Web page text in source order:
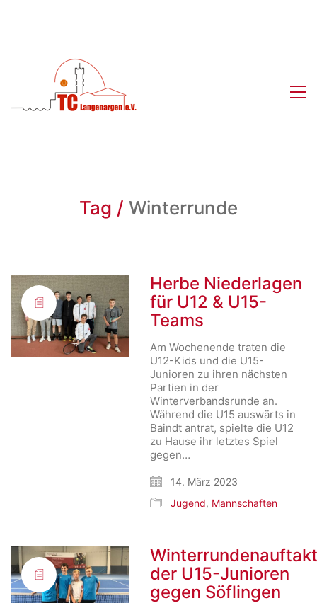
Tag / Winterrunde
Herbe Niederlagen
für U12 & U15-
Teams
Am Wochenende traten die
U12-Kids und die U15-
Junioren zu ihren nächsten
Partien in der
Winterverbandsrunde an.
Während die U15 auswärts in
Baindt antrat, spielte die U12
zu Hause ihr letztes Spiel
gegen…
14. März 2023
Jugend, Mannschaften
der U15-Junioren
gegen Söflingen